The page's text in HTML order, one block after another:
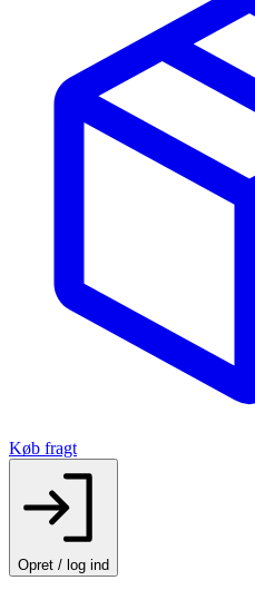
Køb fragt
Opret / log ind